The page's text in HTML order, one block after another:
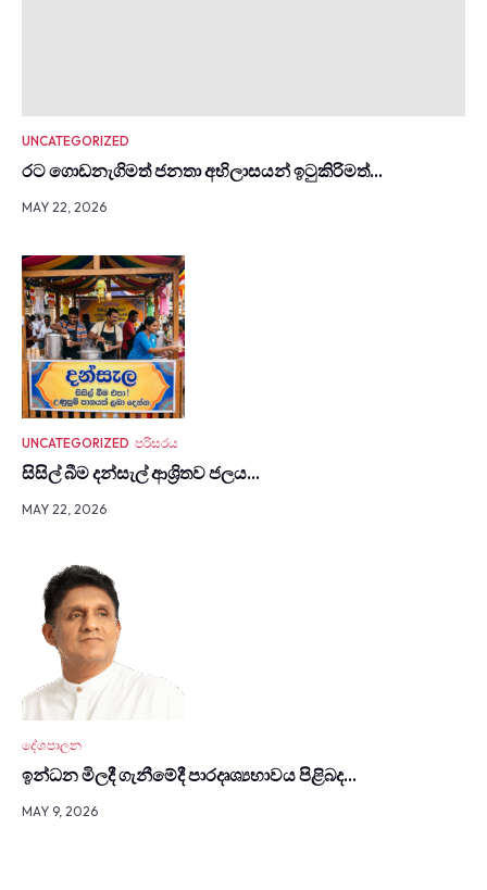
UNCATEGORIZED
රට ගොඩනැගිමත් ජනතා අභිලාසයන් ඉටුකිරිමත්…
MAY 22, 2026
UNCATEGORIZED පරිසරය
සිසිල් බීම දන්සැල් ආශ්‍රිතව ජලය…
MAY 22, 2026
දේශපාලන
ඉන්ධන මිලදී ගැනී­මේදී පාර­දෘ­ශ්‍ය­භා­වය පිළිබද…
MAY 9, 2026